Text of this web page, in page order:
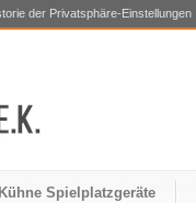
der Privatsphäre-Einstellungen
Spielplatzgeräte